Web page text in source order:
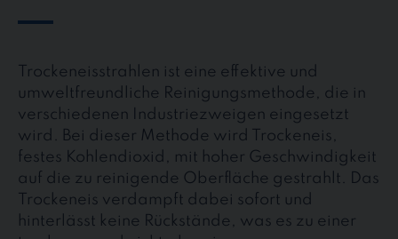
Trockeneisstrahlen ist eine effektive und
umweltfreundliche Reinigungsmethode, die in
verschiedenen Industriezweigen eingesetzt
wird. Bei dieser Methode wird Trockeneis,
festes Kohlendioxid, mit hoher Geschwindigkeit
auf die zu reinigende Oberfläche gestrahlt. Das
Trockeneis verdampft dabei sofort und
hinterlässt keine Rückstände, was es zu einer